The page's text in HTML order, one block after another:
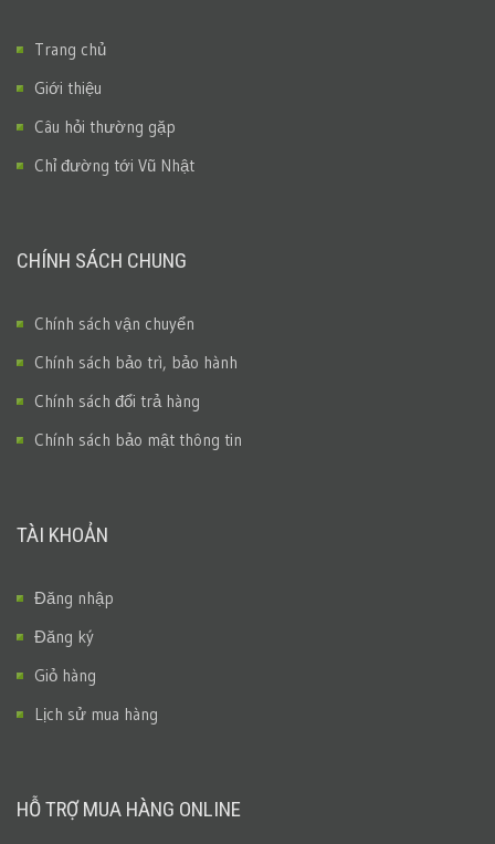
Trang chủ
Giới thiệu
Câu hỏi thường gặp
Chỉ đường tới Vũ Nhật
CHÍNH SÁCH CHUNG
Chính sách vận chuyển
Chính sách bảo trì, bảo hành
Chính sách đổi trả hàng
Chính sách bảo mật thông tin
TÀI KHOẢN
Đăng nhập
Đăng ký
Giỏ hàng
Lịch sử mua hàng
HỖ TRỢ MUA HÀNG ONLINE